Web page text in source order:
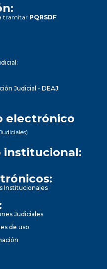
tramitar PQRSDF
Judicial - DEAJ:
electrónico
institucional:
Institucionales
Judiciales
de uso